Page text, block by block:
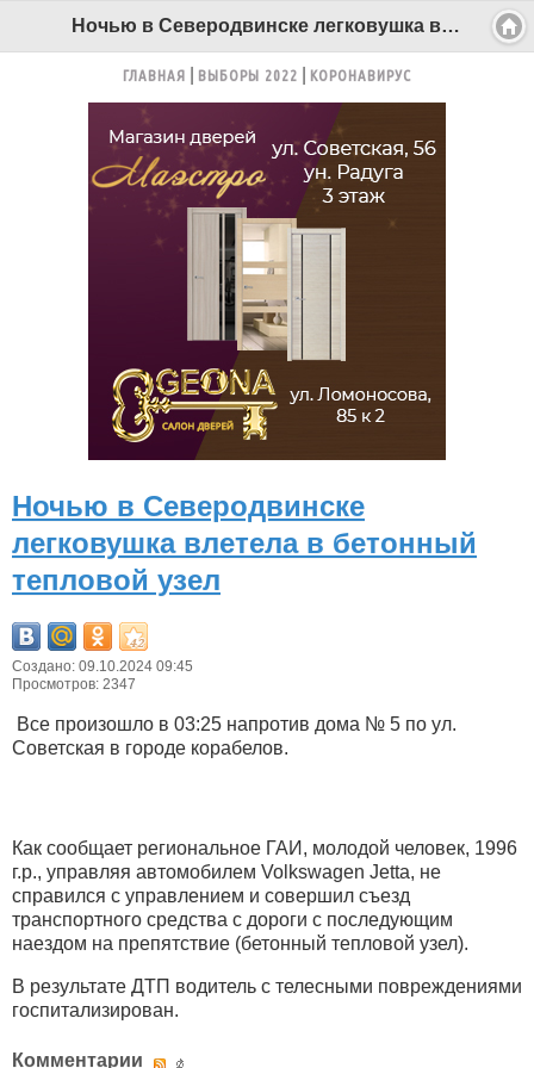
Ночью в Северодвинске легковушка влетела в бетонный тепловой узел - Беломорканал Северодвинск tv29.ru
ГЛАВНАЯ ВЫБОРЫ 2022 КОРОНАВИРУС
Ночью в Северодвинске
легковушка влетела в бетонный
тепловой узел
Создано: 09.10.2024 09:45
Просмотров: 2347
Все произошло в 03:25 напротив дома № 5 по ул.
Советская в городе корабелов.
Как сообщает региональное ГАИ, молодой человек, 1996
г.р., управляя автомобилем Volkswagen Jetta, не
справился с управлением и совершил съезд
транспортного средства с дороги с последующим
наездом на препятствие (бетонный тепловой узел).
В результате ДТП водитель с телесными повреждениями
госпитализирован.
Комментарии